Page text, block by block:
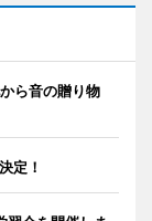
から音の贈り物
定！